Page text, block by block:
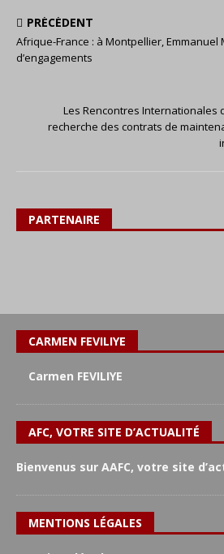
PRÉCÉDENT
Afrique-France : à Montpellier,
d’engagements
Les Rencontres Internationales
recherche des contrats de
PARTENAIRE
CARMEN FEVILIYE
Carmen FEVILIYE
AFC, VOTRE SITE D’ACTUALITÉ
Bienvenus sur AAFC, votre site
MENTIONS LÉGALES